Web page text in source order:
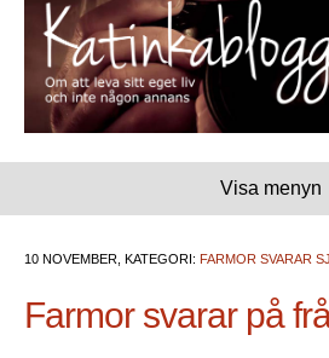
Visa menyn
10 NOVEMBER, KATEGORI: FARMOR SVARAR
Farmor svarar på